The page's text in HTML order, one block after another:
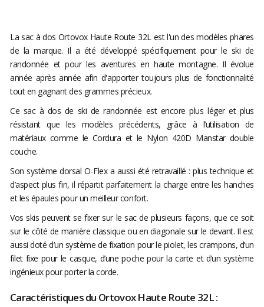
La sac à dos Ortovox Haute Route 32L est l'un des modèles phares
de la marque. Il a été développé spécifiquement pour le ski de
randonnée et pour les aventures en haute montagne. Il évolue
année après année afin d'apporter toujours plus de fonctionnalité
tout en gagnant des grammes précieux.
Ce sac à dos de ski de randonnée est encore plus léger et plus
résistant que les modèles précédents, grâce à l’utilisation de
matériaux comme le Cordura et le Nylon 420D Manstar double
couche.
Son système dorsal O-Flex a aussi été retravaillé : plus technique et
d’aspect plus fin, il répartit parfaitement la charge entre les hanches
et les épaules pour un meilleur confort.
Vos skis peuvent se fixer sur le sac de plusieurs façons, que ce soit
sur le côté de manière classique ou en diagonale sur le devant. Il est
aussi doté d’un système de fixation pour le piolet, les crampons, d’un
filet fixe pour le casque, d’une poche pour la carte et d’un système
ingénieux pour porter la corde.
Caractéristiques du Ortovox Haute Route 32L :